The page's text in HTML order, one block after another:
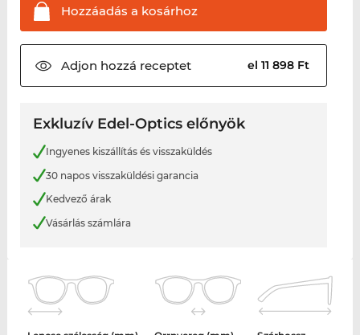
Hozzáadás a kosárhoz
Adjon hozzá receptet el 11 898 Ft
Exkluzív Edel-Optics előnyök
Ingyenes kiszállítás és visszaküldés
30 napos visszaküldési garancia
Kedvező árak
Vásárlás számlára